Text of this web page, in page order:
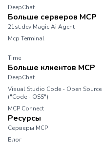
DeepChat
Больше серверов MCP
21st.dev Magic Ai Agent
Mcp Terminal
Time
Больше клиентов MCP
DeepChat
Visual Studio Code - Open Source
("Code - OSS")
MCP Connect
Ресурсы
Серверы MCP
Блог